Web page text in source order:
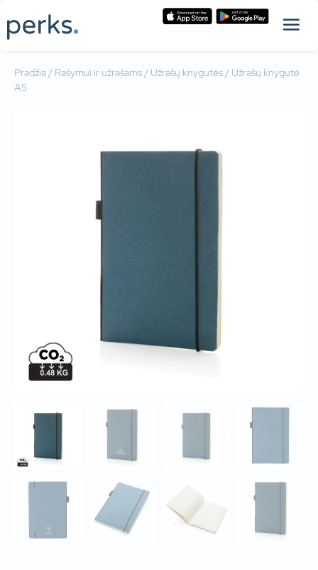
Pradžia/ Rašymui ir užrašams/ Užrašų knygutės/ Užrašų knygutė
A5